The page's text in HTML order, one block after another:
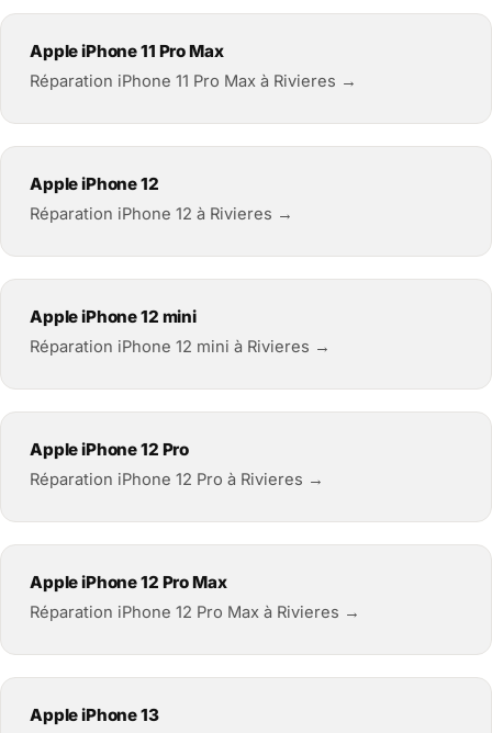
Apple iPhone 11 Pro Max
Réparation iPhone 11 Pro Max à Rivieres →
Apple iPhone 12
Réparation iPhone 12 à Rivieres →
Apple iPhone 12 mini
Réparation iPhone 12 mini à Rivieres →
Apple iPhone 12 Pro
Réparation iPhone 12 Pro à Rivieres →
Apple iPhone 12 Pro Max
Réparation iPhone 12 Pro Max à Rivieres →
Apple iPhone 13